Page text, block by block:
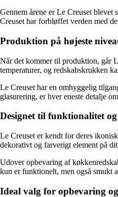
Gennem årene er Le Creuset
Creuset har forbløffet verden med
Produktion på højeste
Når det kommer til produktion, går
temperaturer, og redskabskrukken
Le Creuset har en omhyggelig
glasurering, er hver eneste detalje
Designet til funktionalitet
Le Creuset er kendt for deres
dekorativt og farverigt element på
Udover opbevaring af
kun er funktionelt, men også smukt
Ideal valg for opbevaring